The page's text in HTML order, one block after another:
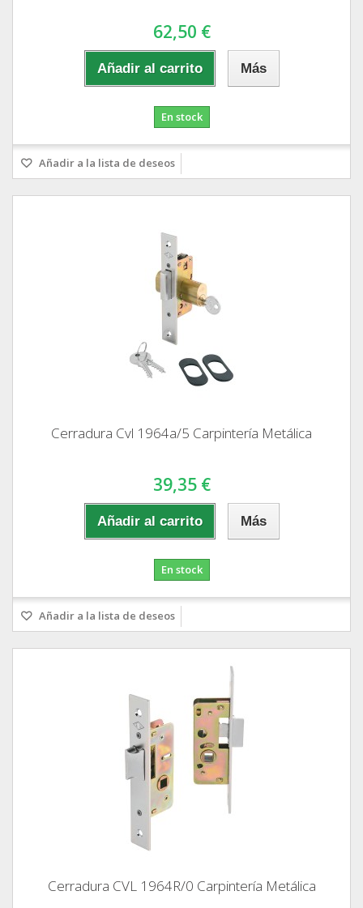
62,50 €
Añadir al carrito Más
En stock
Añadir a la lista de deseos
Cerradura Cvl 1964a/5 Carpintería Metálica
39,35 €
Añadir al carrito Más
En stock
Añadir a la lista de deseos
Cerradura CVL 1964R/0 Carpintería Metálica